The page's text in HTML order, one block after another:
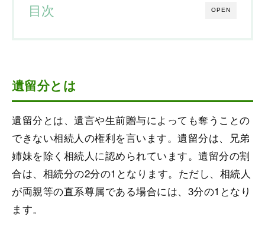
OPEN
目次
遺留分とは
遺留分とは、遺言や生前贈与によっても奪うことの
できない相続人の権利を言います。遺留分は、兄弟
姉妹を除く相続人に認められています。遺留分の割
合は、相続分の2分の1となります。ただし、相続人
が両親等の直系尊属である場合には、3分の1となり
ます。